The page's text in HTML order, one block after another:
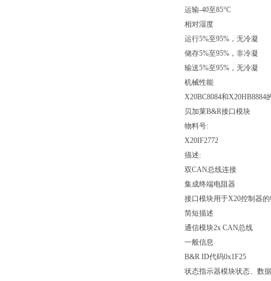
运输-40至85°C
相对湿度
运行5%至95%，无冷凝
储存5%至95%，非冷凝
输送5%至95%，无冷凝
机械性能
X20BC8084和X20HB8884
贝加莱B&R接口模块
物料号:
X20IF2772
描述:
双CAN总线连接
集成终端电阻器
接口模块用于X20控制器
简短描述
通信模块2x CAN总线
一般信息
B&R ID代码0x1F25
状态指示器模块状态、数